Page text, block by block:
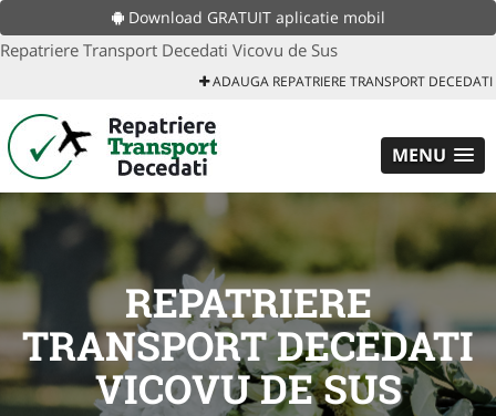
Download GRATUIT aplicatie mobil
Repatriere Transport Decedati Vicovu de Sus
ADAUGA REPATRIERE TRANSPORT DECEDATI
MENU
REPATRIERE
TRANSPORT DECEDATI
VICOVU DE SUS